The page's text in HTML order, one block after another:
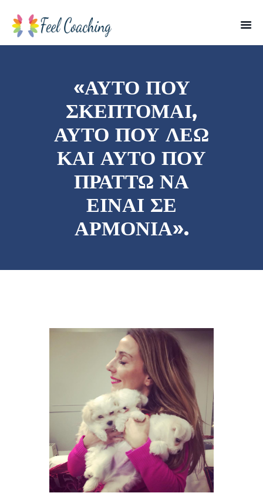
«ΑΥΤΌ ΠΟΥ
ΣΚΈΠΤΟΜΑΙ,
ΑΥΤΌ ΠΟΥ ΛΈΩ
ΚΑΙ ΑΥΤΌ ΠΟΥ
ΠΡΆΤΤΩ ΝΑ
ΕΊΝΑΙ ΣΕ
ΑΡΜΟΝΊΑ».